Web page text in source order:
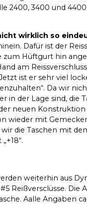
2400, 3400 und
wirklich so
Dafür ist der
zum Hüftgurt hin
am
ist er sehr viel
Da wir
in der Lage sind, die
neuen
wieder mit
die Taschen mit
weiterhin aus
Reißversclüsse. Die
Aalle Angaben